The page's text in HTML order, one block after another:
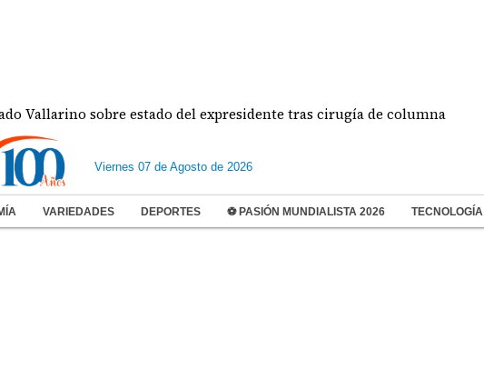
sobre estado del expresidente tras cirugía de columna
Viernes 07 de Agosto de 2026
VARIEDADES DEPORTES ⚽ PASIÓN MUNDIALISTA 2026 TECNOLOGÍA